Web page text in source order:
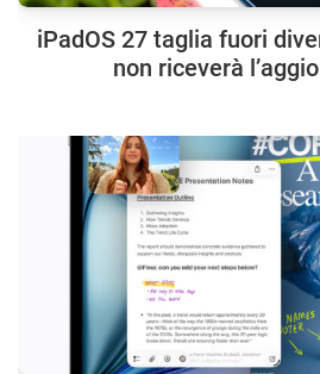
iPadOS 27 taglia fuori
non riceverà